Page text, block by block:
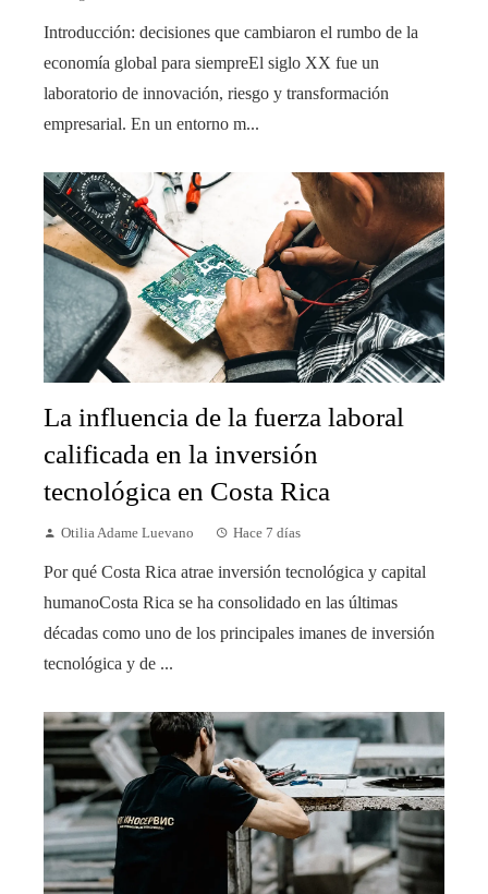
Introducción: decisiones que cambiaron el rumbo de la
economía global para siempreEl siglo XX fue un
laboratorio de innovación, riesgo y transformación
empresarial. En un entorno m...
La influencia de la fuerza laboral
calificada en la inversión
tecnológica en Costa Rica
Otilia Adame Luevano Hace 7 días
Por qué Costa Rica atrae inversión tecnológica y capital
humanoCosta Rica se ha consolidado en las últimas
décadas como uno de los principales imanes de inversión
tecnológica y de ...